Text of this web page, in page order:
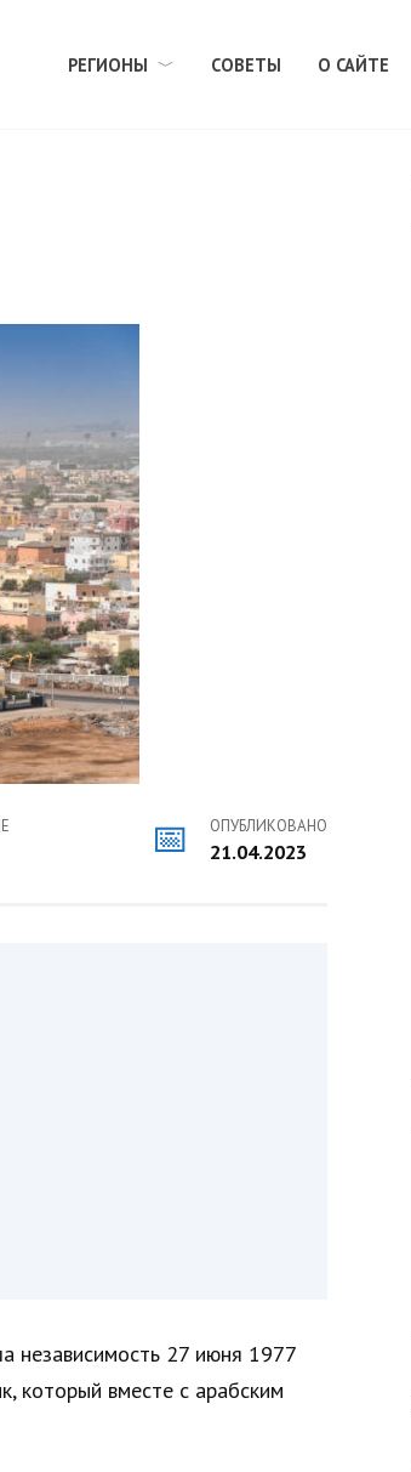
РЕГИОНЫ СОВЕТЫ О САЙТЕ
ОПУБЛИКОВАНО
21.04.2023
независимость 27 июня 1977
который вместе с арабским